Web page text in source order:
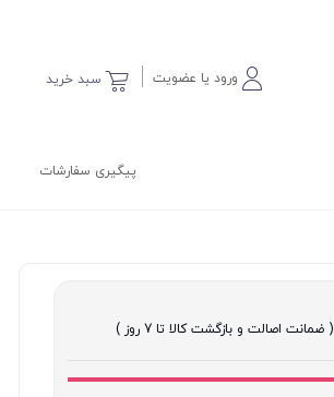
سبد خرید ورود یا عضویت
پیگیری سفارشات
( ضمانت اصالت و بازگشت کالا تا 7 روز )